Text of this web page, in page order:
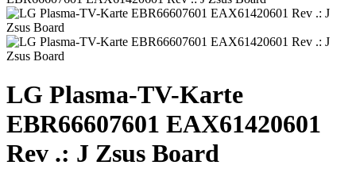
LG Plasma-TV-Karte
EBR66607601 EAX61420601
Rev .: J Zsus Board